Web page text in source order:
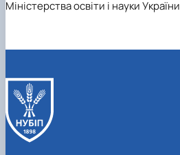
Міністерства освіти і науки України